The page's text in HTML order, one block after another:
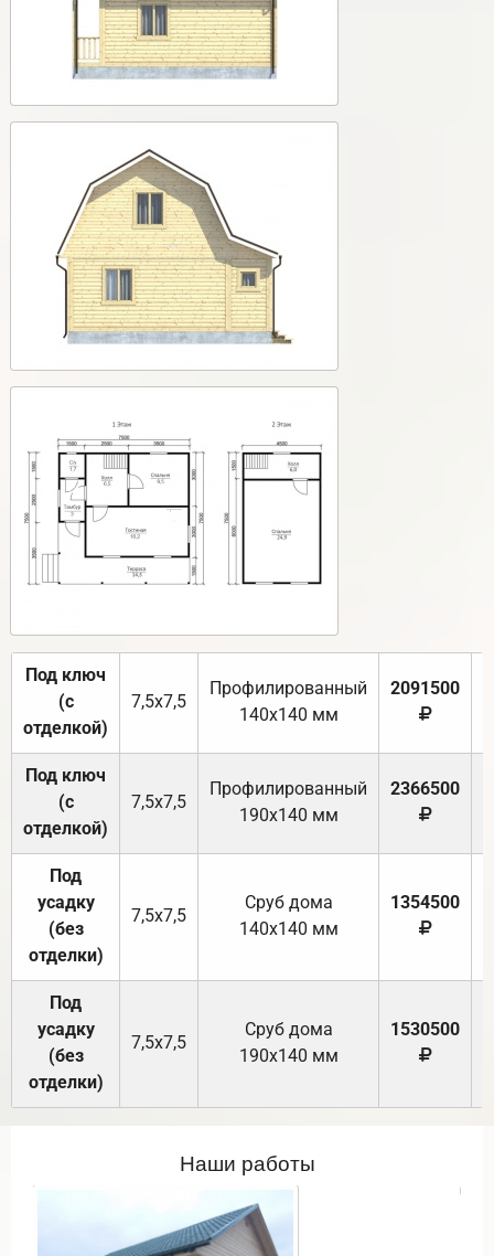
Под ключ
(с
отделкой)
7,5х7,5
Профилированный
140х140 мм
2091500
Под ключ
(с
отделкой)
7,5х7,5
Профилированный
190х140 мм
2366500
Под
усадку
(без
отделки)
7,5х7,5
Cруб дома
140х140 мм
1354500
Под
усадку
(без
отделки)
7,5х7,5
Cруб дома
190х140 мм
1530500
Наши работы